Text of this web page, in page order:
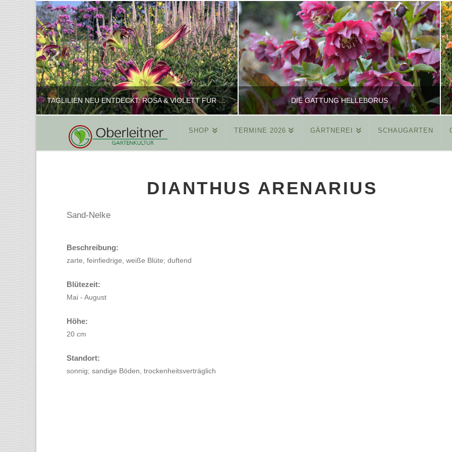
TAGLILIEN NEU ENTDECKT: ROSA & VIOLETT FÜR ROMANTISCHE PFLANZKOMBINATIONEN
REINHARD
FEBRUAR 16, 2025
DIE GATTUNG HELLEBORUS
REINHARD
MÄRZ 26, 2015
SHOP TERMINE 2026 GÄRTNEREI SCHAUGARTEN
DIANTHUS ARENARIUS
Sand-Nelke
Beschreibung:
zarte, feinfiedrige, weiße Blüte; duftend
Blütezeit:
Mai - August
Höhe:
20 cm
Standort:
sonnig; sandige Böden, trockenheitsverträglich